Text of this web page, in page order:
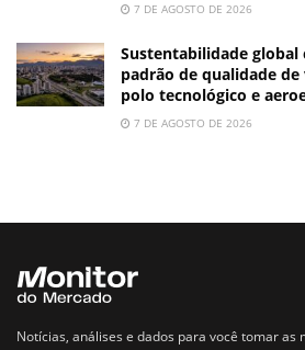
7 DE AGOSTO DE 2026
Sustentabilidade
padrão de qualidade
polo tecnológico e
7 DE AGOSTO DE 2026
Notícias, análises e dados para você tomar as